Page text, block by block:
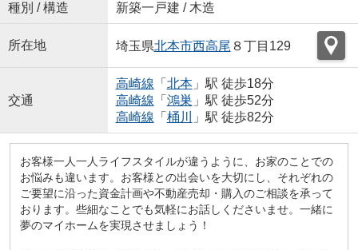
種別 / 構造 新築一戸建 / 木造
所在地 埼玉県北本市西高尾 ８丁目129
交通
高崎線 「 北本」駅 徒歩18分
高崎線 「 鴻巣 」駅 徒歩52分
高崎線 「 桶川 」駅 徒歩82分
お客様一人一人ライフスタイルが違うように、お家のことでの
お悩みも違います。お客様との出会いを大切にし、それぞれの
ご要望に沿った資金計画や不動産売却・購入のご相談を承って
おります。些細なことでも気軽にお話しくださいませ。一緒に
夢のマイホームを実現させましょう！